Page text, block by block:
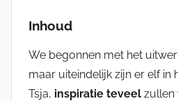
Inhoud
We begonnen met het
maar uiteindelijk zijn er elf in
Tsja, inspiratie teveel zullen